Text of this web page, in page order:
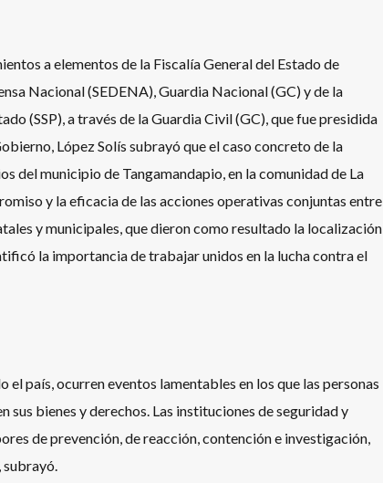
a elementos de la Fiscalía General del Estado de
Nacional (SEDENA), Guardia Nacional (GC) y de la
(SSP), a través de la Guardia Civil (GC), que fue presidida
López Solís subrayó que el caso concreto de la
del municipio de Tangamandapio, en la comunidad de La
y la eficacia de las acciones operativas conjuntas entre
y municipales, que dieron como resultado la localización
la importancia de trabajar unidos en la lucha contra el
el país, ocurren eventos lamentables en los que las personas
sus bienes y derechos. Las instituciones de seguridad y
de prevención, de reacción, contención e investigación,